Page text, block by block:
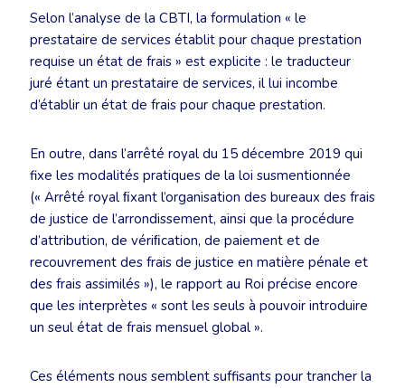
Selon l’analyse de la CBTI, la formulation « le
prestataire de services établit pour chaque prestation
requise un état de frais » est explicite : le traducteur
juré étant un prestataire de services, il lui incombe
d’établir un état de frais pour chaque prestation.
En outre, dans l’arrêté royal du 15 décembre 2019 qui
fixe les modalités pratiques de la loi susmentionnée
(« Arrêté royal ﬁxant l’organisation des bureaux des frais
de justice de l’arrondissement, ainsi que la procédure
d’attribution, de vériﬁcation, de paiement et de
recouvrement des frais de justice en matière pénale et
des frais assimilés »), le rapport au Roi précise encore
que les interprètes « sont les seuls à pouvoir introduire
un seul état de frais mensuel global ».
Ces éléments nous semblent suffisants pour trancher la